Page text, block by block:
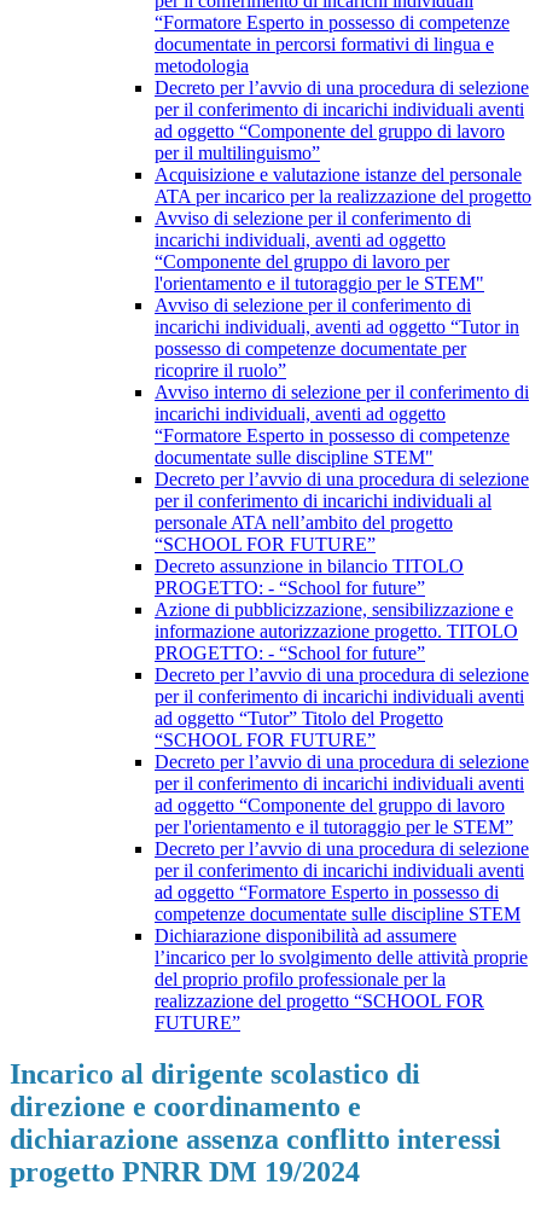
“Formatore Esperto in possesso di competenze
documentate in percorsi formativi di lingua e
metodologia
Decreto per l’avvio di una procedura di selezione
per il conferimento di incarichi individuali aventi
ad oggetto “Componente del gruppo di lavoro
per il multilinguismo”
Acquisizione e valutazione istanze del personale
ATA per incarico per la realizzazione del progetto
Avviso di selezione per il conferimento di
incarichi individuali, aventi ad oggetto
“Componente del gruppo di lavoro per
l'orientamento e il tutoraggio per le STEM"
Avviso di selezione per il conferimento di
incarichi individuali, aventi ad oggetto “Tutor in
possesso di competenze documentate per
ricoprire il ruolo”
Avviso interno di selezione per il conferimento di
incarichi individuali, aventi ad oggetto
“Formatore Esperto in possesso di competenze
documentate sulle discipline STEM"
Decreto per l’avvio di una procedura di selezione
per il conferimento di incarichi individuali al
personale ATA nell’ambito del progetto
“SCHOOL FOR FUTURE”
Decreto assunzione in bilancio TITOLO
PROGETTO: - “School for future”
Azione di pubblicizzazione, sensibilizzazione e
informazione autorizzazione progetto. TITOLO
PROGETTO: - “School for future”
Decreto per l’avvio di una procedura di selezione
per il conferimento di incarichi individuali aventi
ad oggetto “Tutor” Titolo del Progetto
“SCHOOL FOR FUTURE”
Decreto per l’avvio di una procedura di selezione
per il conferimento di incarichi individuali aventi
ad oggetto “Componente del gruppo di lavoro
per l'orientamento e il tutoraggio per le STEM”
Decreto per l’avvio di una procedura di selezione
per il conferimento di incarichi individuali aventi
ad oggetto “Formatore Esperto in possesso di
competenze documentate sulle discipline STEM
Dichiarazione disponibilità ad assumere
l’incarico per lo svolgimento delle attività proprie
del proprio profilo professionale per la
realizzazione del progetto “SCHOOL FOR
FUTURE”
Incarico al dirigente scolastico di
direzione e coordinamento e
dichiarazione assenza conflitto interessi
progetto PNRR DM 19/2024